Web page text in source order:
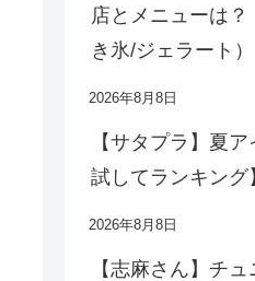
店とメニューは
き氷/ジェラート）
2026年8月8日
【サタプラ】夏
試してランキング
2026年8月8日
【志麻さん】チ